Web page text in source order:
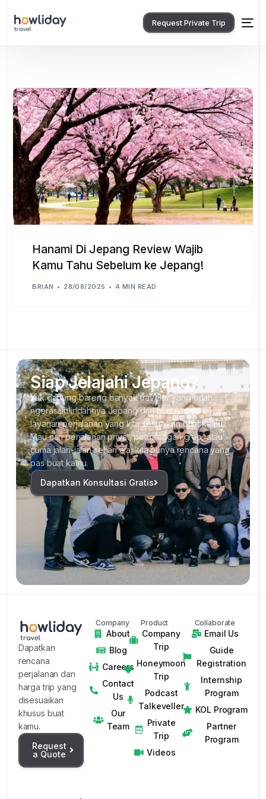
Request Private Trip
Hanami Di Jepang Review Wajib
Kamu Tahu Sebelum ke Jepang!
BRIAN 28/08/2025 4 MIN READ
Siap Jelajahi Jepang?
Yuk gabung bareng banyak traveler yang udah
ngerasain indahnya Jepang dan budayanya lewat
layanan perjalanan yang kita sesuaikan buat kamu.
Mau cari perjalanan privat, petualangan grup, atau
cuma jalan-jalan sehari aja, kita punya rencana yang
pas buat kamu.
Dapatkan Konsultasi Gratis
Dapatkan
rencana
perjalanan dan
harga trip yang
disesuaikan
khusus buat
kamu.
Request
a Quote
Company
About
Blog
Careers
Contact
Us
Our
Team
Product
Company
Trip
Honeymoon
Trip
Podcast
Talkeveller
Private
Trip
Videos
Collaborate
Email Us
Guide
Registration
Internship
Program
KOL Program
Partner
Program